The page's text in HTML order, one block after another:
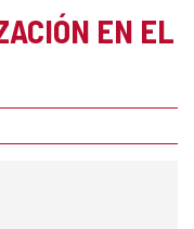
EN EL